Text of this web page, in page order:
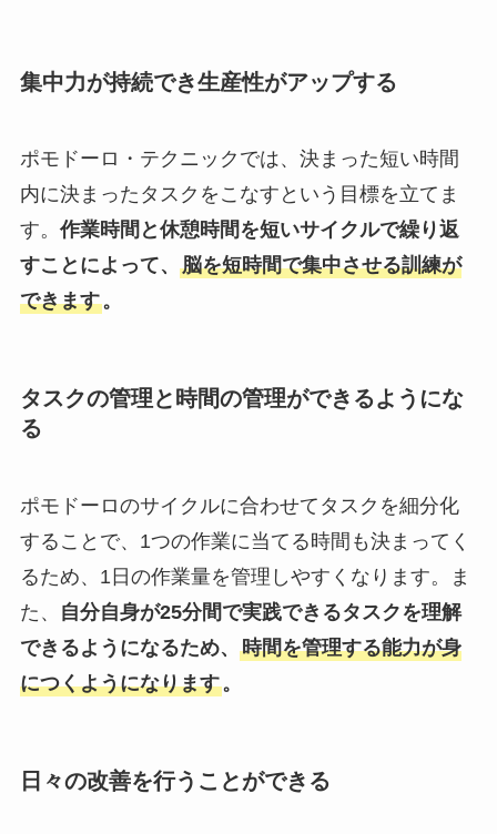
集中力が持続でき生産性がアップする
ポモドーロ・テクニックでは、決まった短い時間
内に決まったタスクをこなすという目標を立てま
す。 作業時間と休憩時間を短いサイクルで繰り返
すことによって、 脳を短時間で集中させる訓練が
できます。
タスクの管理と時間の管理ができるようにな
る
ポモドーロのサイクルに合わせてタスクを細分化
することで、1つの作業に当てる時間も決まってく
るため、1日の作業量を管理しやすくなります。ま
た、
自分自身が25分間で実践できるタスクを理解
できるようになるため、 時間を管理する能力が身
につくようになります。
日々の改善を行うことができる